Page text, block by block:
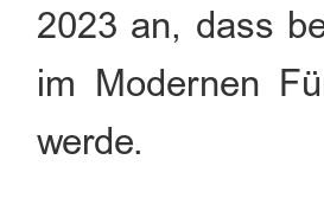
2023 an, dass
im Modernen
werde.